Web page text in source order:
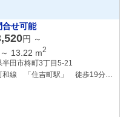
合せ可能
円 ～
～ 13.22 m2
半田市柊町3丁目5-21
和線 「住吉町駅」 徒歩19分